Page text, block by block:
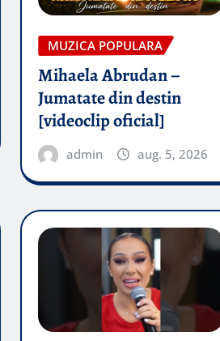
MUZICA POPULARA
Mihaela Abrudan –
Jumatate din destin
[videoclip oficial]
admin aug. 5, 2026